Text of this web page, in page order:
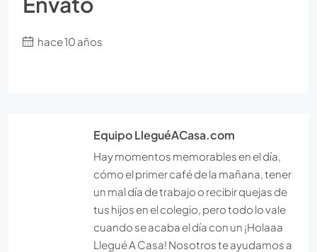
hace 10 años
Equipo LleguéACasa.com
Hay momentos memorables en el día,
cómo el primer café de la mañana, tener
un mal día de trabajo o recibir quejas de
tus hijos en el colegio, pero todo lo vale
cuando se acaba el día con un ¡Holaaa
Llegué A Casa! Nosotros te ayudamos a